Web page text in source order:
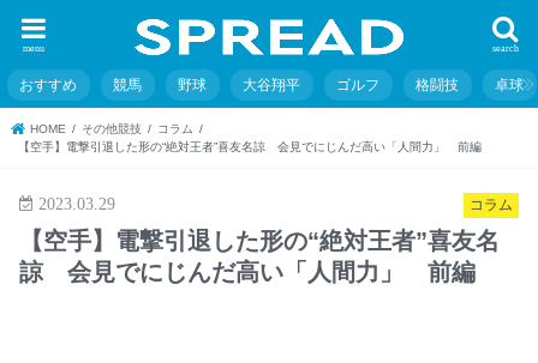
search
menu
おすすめ 競馬 野球 大谷翔平 ゴルフ 格闘技 卓球
HOME その他競技
コラム
【空手】電撃引退した形の“絶対王者”喜友名諒 会見でにじんだ高い「人間力」 前編
コラム
2023.03.29
【空手】電撃引退した形の“絶対王者”喜友名
諒 会見でにじんだ高い「人間力」 前編